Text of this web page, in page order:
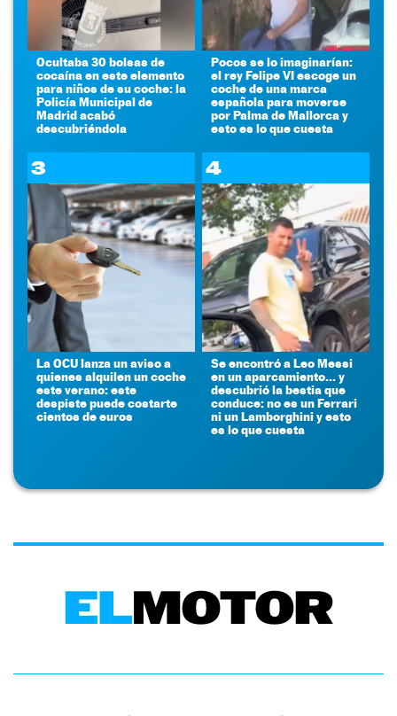
Ocultaba 30 bolsas de
cocaína en este elemento
para niños de su coche: la
Policía Municipal de
Madrid acabó
descubriéndola
Pocos se lo imaginarían:
el rey Felipe VI escoge un
coche de una marca
española para moverse
por Palma de Mallorca y
esto es lo que cuesta
3
La OCU lanza un aviso a
quienes alquilen un coche
este verano: este
despiste puede costarte
cientos de euros
4
Se encontró a Leo Messi
en un aparcamiento... y
descubrió la bestia que
conduce: no es un Ferrari
ni un Lamborghini y esto
es lo que cuesta